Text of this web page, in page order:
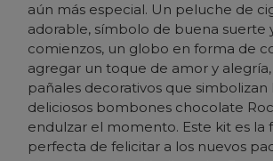
aún más especial. Un peluche de
adorable, símbolo de buena suerte
comienzos, un globo en forma de
agregar un toque de amor y
pañales decorativos que simbolizan
deliciosos bombones chocolate
endulzar el momento. Este kit es la
perfecta de felicitar a los nuevos